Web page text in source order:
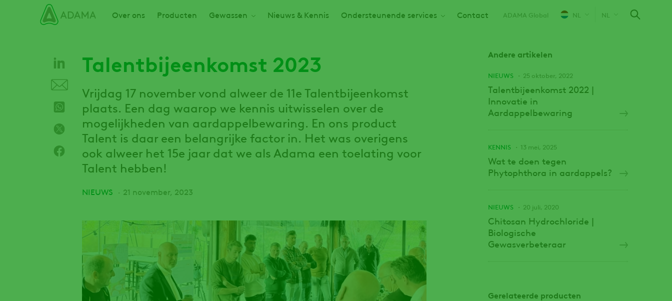
Over ons Producten Gewassen Nieuws & Kennis Ondersteunende services Contact ADAMA Global NL NL
Talentbijeenkomst 2023
Vrijdag 17 november vond alweer de 11e Talentbijeenkomst
plaats. Een dag waarop we kennis uitwisselen over de
mogelijkheden van aardappelbewaring. En ons product
Talent is daar een belangrijke factor in. Het was overigens
ook alweer het 15e jaar dat we als Adama een toelating voor
Talent hebben!
NIEUWS 21 november, 2023
Andere artikelen
NIEUWS 25 oktober, 2022
Talentbijeenkomst 2022 |
Innovatie in
Aardappelbewaring
KENNIS 13 mei, 2025
Wat te doen tegen
Phytophthora in aardappels?
NIEUWS 20 juli, 2020
Chitosan Hydrochloride |
Biologische
Gewasverbeteraar
Gerelateerde producten